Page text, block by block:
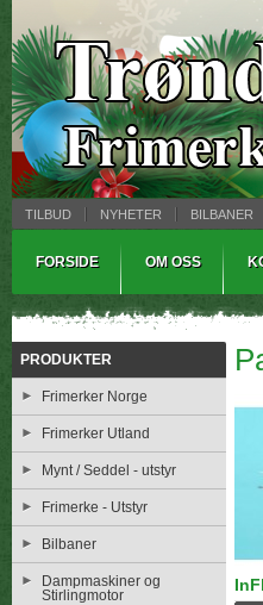
TILBUD NYHETER BILBANER
FORSIDE OM OSS
PRODUKTER
Frimerker Norge
Frimerker Utland
Mynt / Seddel - utstyr
Frimerke - Utstyr
Bilbaner
Dampmaskiner og
Stirlingmotor